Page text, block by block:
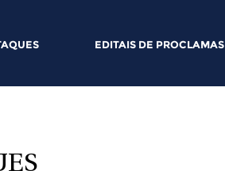
EDITAIS DE PROCLAMAS